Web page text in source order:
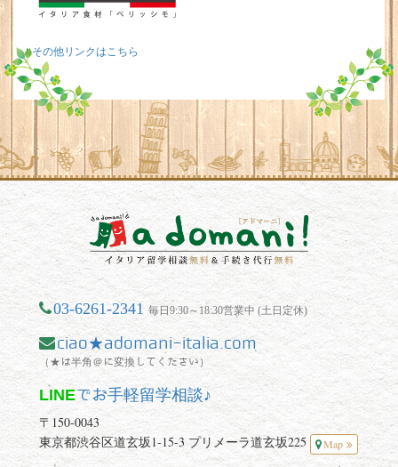
その他リンクはこちら
03-6261-2341 毎日9:30～18:30営業中 (土日定休)
ciao★adomani-italia.com
（★は半角＠に変換してください）
LINEでお手軽留学相談♪
〒150-0043
東京都渋谷区道玄坂1-15-3 プリメーラ道玄坂225
Map